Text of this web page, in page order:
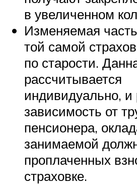
в увеличенном
Изменяемая
той самой
по старости.
рассчитывается
индивидуально,
зависимость от
пенсионера,
занимаемой
проплаченных
страховке.